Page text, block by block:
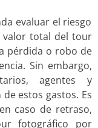
evaluar el riesgo
total del tour
pérdida o robo de
Sin embargo,
agentes y
estos gastos. Es
caso de retraso,
fotográfico por